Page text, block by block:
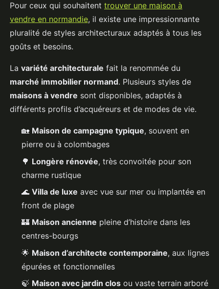
Pour ceux qui souhaitent trouver une maison à
vendre en normandie, il existe une impressionnante
pluralité de styles architecturaux adaptés à tous les
goûts et besoins.
La variété architecturale fait la renommée du
marché immobilier normand. Plusieurs styles de
maisons à vendre sont disponibles, adaptés à
différents profils d’acquéreurs et de modes de vie.
🏡 Maison de campagne typique, souvent en
pierre ou à colombages
🌳 Longère rénovée, très convoitée pour son
charme rustique
🌊 Villa de luxe avec vue sur mer ou implantée en
front de plage
🏰 Maison ancienne pleine d’histoire dans les
centres-bourgs
🌟 Maison d’architecte contemporaine, aux lignes
épurées et fonctionnelles
🍃 Maison avec jardin clos ou vaste terrain arboré